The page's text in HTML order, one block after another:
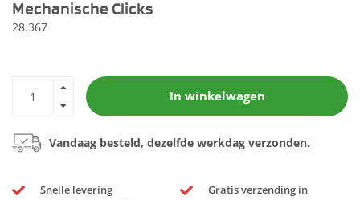
Mechanische Clicks
28.367
In winkelwagen
Vandaag besteld, dezelfde werkdag verzonden.
Snelle levering
Gratis verzending in